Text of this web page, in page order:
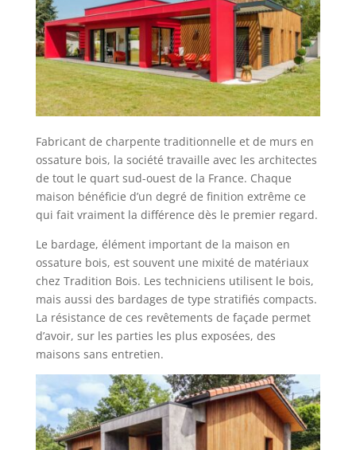
Fabricant de charpente traditionnelle et de murs en
ossature bois, la société travaille avec les architectes
de tout le quart sud-ouest de la France. Chaque
maison bénéficie d’un degré de finition extrême ce
qui fait vraiment la différence dès le premier regard.
Le bardage, élément important de la maison en
ossature bois, est souvent une mixité de matériaux
chez Tradition Bois. Les techniciens utilisent le bois,
mais aussi des bardages de type stratifiés compacts.
La résistance de ces revêtements de façade permet
d’avoir, sur les parties les plus exposées, des
maisons sans entretien.